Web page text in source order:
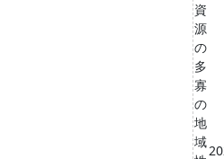
資
源
の
多
寡
の
地
域